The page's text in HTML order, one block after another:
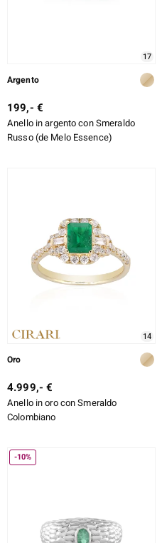
17
Argento
199,- €
Anello in argento con Smeraldo
Russo (de Melo Essence)
14
Oro
4.999,- €
Anello in oro con Smeraldo
Colombiano
-10%